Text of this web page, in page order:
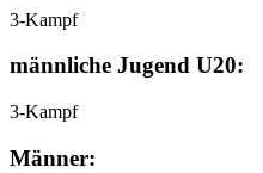
3-Kampf
männliche Jugend U20:
3-Kampf
Männer: